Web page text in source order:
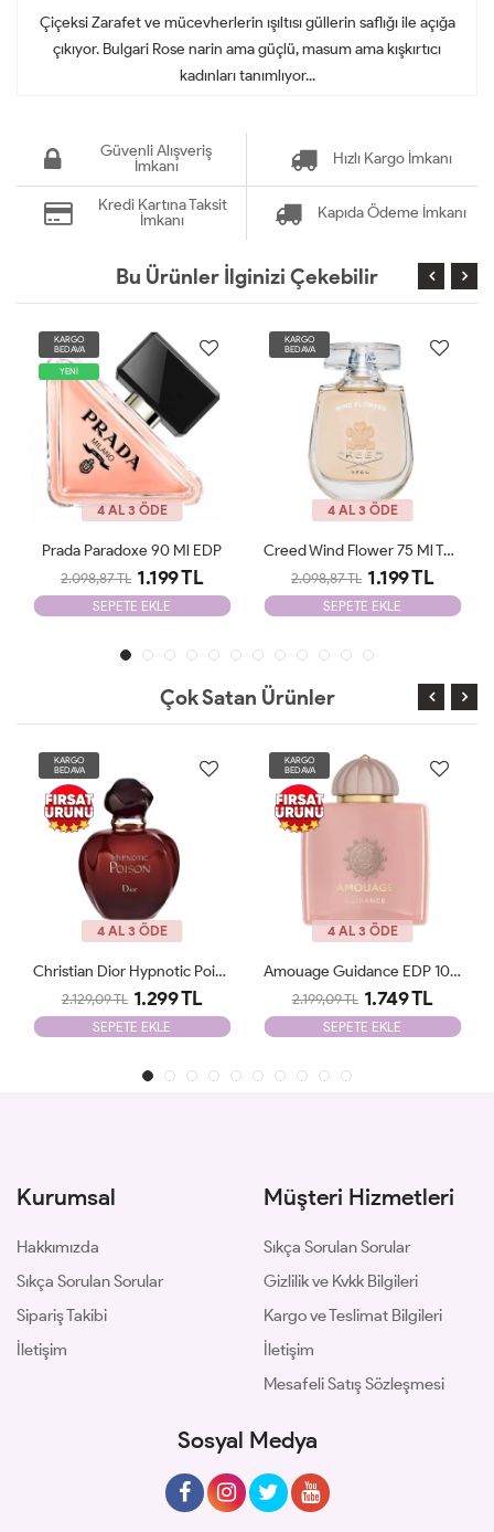
Çiçeksi Zarafet ve mücevherlerin ışıltısı güllerin saflığı ile açığa
çıkıyor. Bulgari Rose narin ama güçlü, masum ama kışkırtıcı
kadınları tanımlıyor...
Güvenli Alışveriş
İmkanı
Hızlı Kargo İmkanı
Kredi Kartına Taksit
İmkanı
Kapıda Ödeme İmkanı
Bu Ürünler İlginizi Çekebilir
KARGO
BEDAVA
4 AL 3 ÖDE
Creed Wind Flower 75 Ml Tester
2.098,87 TL 1.199 TL
SEPETE EKLE
KARGO
BEDAVA
4 AL 3 ÖDE
Jean Poul La Belle Le Parfum Edp 100 ML Woman Tester
2.098,87 TL 1.199 TL
SEPETE EKLE
Çok Satan Ürünler
KARGO
BEDAVA
4 AL 3 ÖDE
Amouage Guidance EDP 100 Ml Tester
2.199,09 TL 1.749 TL
SEPETE EKLE
KARGO
BEDAVA
YENİ
4 AL 3 ÖDE
Yves Saint Laurent Libre İntence Edp 90 Ml Tester
2.099,09 TL 1.249 TL
SEPETE EKLE
Kurumsal
Hakkımızda
Sıkça Sorulan Sorular
Sipariş Takibi
İletişim
Müşteri Hizmetleri
Sıkça Sorulan Sorular
Gizlilik ve Kvkk Bilgileri
Kargo ve Teslimat Bilgileri
İletişim
Mesafeli Satış Sözleşmesi
Sosyal Medya